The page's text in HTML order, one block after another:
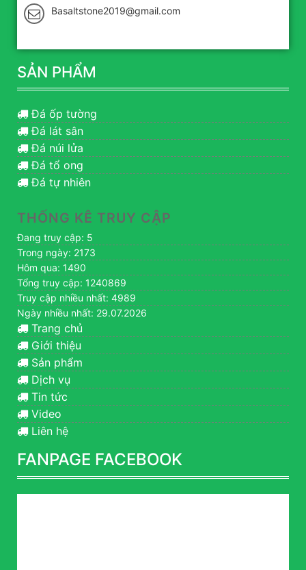
Basaltstone2019@gmail.com
SẢN PHẨM
Đá ốp tường
Đá lát sân
Đá núi lửa
Đá tổ ong
Đá tự nhiên
THỐNG KÊ TRUY CẬP
Đang truy cập: 5
Trong ngày: 2173
Hôm qua: 1490
Tổng truy cập: 1240869
Truy cập nhiều nhất: 4989
Ngày nhiều nhất: 29.07.2026
Trang chủ
Giới thiệu
Sản phẩm
Dịch vụ
Tin tức
Video
Liên hệ
FANPAGE FACEBOOK